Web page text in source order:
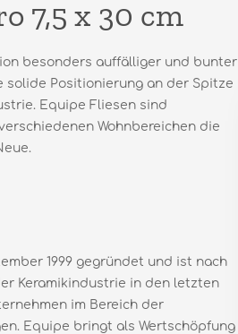
7,5 x 30 cm
besonders auffälliger und bunter
solide Positionierung an der Spitze
Equipe Fliesen sind
Wohnbereichen die
1999 gegründet und ist nach
Keramikindustrie in den letzten
im Bereich der
Equipe bringt als Wertschöpfung